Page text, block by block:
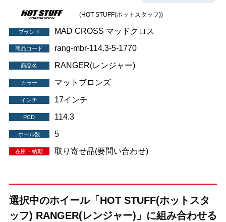
(HOT STUFF(ホットスタッフ))
ブランド MAD CROSS マッドクロス
商品コード rang-mbr-114.3-5-1770
商品名 RANGER(レンジャー)
カラー マットブロンズ
インチ 17インチ
PCD 114.3
ホール数 5
在庫・納期 取り寄せ品(要問い合わせ)
選択中のホイール「HOT STUFF(ホットスタ
ッフ) RANGER(レンジャー)」に組み合わせる